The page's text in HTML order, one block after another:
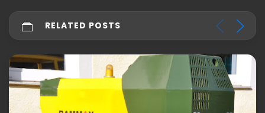
RELATED POSTS